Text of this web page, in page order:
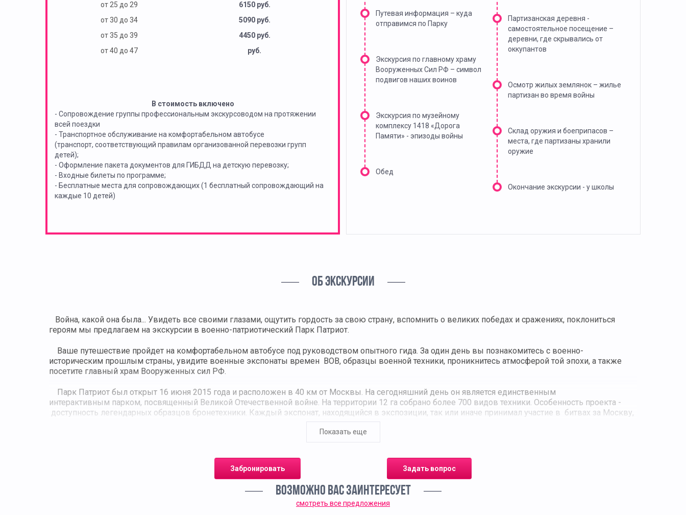
от 25 до 29
6150 руб.
от 30 до 34
5090 руб.
от 35 до 39
4450 руб.
от 40 до 47
руб.
В стоимость включено
- Сопровождение группы профессиональным экскурсоводом на протяжении
всей поездки
- Транспортное обслуживание на комфортабельном автобусе
(транспорт, соответствующий правилам организованной перевозки групп
детей);
- Оформление пакета документов для ГИБДД на детскую перевозку;
- Входные билеты по программе;
- Бесплатные места для сопровождающих (1 бесплатный сопровождающий на
каждые 10 детей)
Путевая информация – куда
отправимся по Парку
Экскурсия по главному храму
Вооруженных Сил РФ – символ
подвигов наших воинов
Экскурсия по музейному
комплексу 1418 «Дорога
Памяти» - эпизоды войны
Обед
Партизанская деревня -
самостоятельное посещение –
деревни, где скрывались от
оккупантов
Осмотр жилых землянок – жилье
партизан во время войны
Склад оружия и боеприпасов –
места, где партизаны хранили
оружие
Окончание экскурсии - у школы
ОБ ЭКСКУРСИИ
Война, какой она была... Увидеть все своими глазами, ощутить гордость за свою страну, вспомнить о великих победах и сражениях, поклониться
героям мы предлагаем на экскурсии в военно-патриотический Парк Патриот.
Ваше путешествие пройдет на комфортабельном автобусе под руководством опытного гида. За один день вы познакомитесь с военно-
историческим прошлым страны, увидите военные экспонаты времен ВОВ, образцы военной техники, проникнитесь атмосферой той эпохи, а также
посетите главный храм Вооруженных сил РФ.
Парк Патриот был открыт 16 июня 2015 года и расположен в 40 км от Москвы. На сегодняшний день он является единственным
интерактивным парком, посвященный Великой Отечественной войне. На территории 12 га собрано более 700 видов техники. Особенность проекта -
доступность легендарных образцов бронетехники. Каждый экспонат, находящийся в экспозиции, так или иначе принимал участие в битвах за Москву,
оставляют равнодушными. Кстати, полное название храма звучит как: «Патриарший собор Русской православной церкви во имя Воскресения
Христова Главный храм Вооруженных Сил Российской Федерации». Он был открыт 9 мая 2020 года в честь 75-летия Победы в Великой Отечественной
войне. По замыслу архитектора, здесь каждая цифра, строение несет в себе глубокий смысл: все высоты и все диаметры "говорящие" — они
рассказывают нам о Великой Отечественной войне.
Показать еще
Забронировать Задать вопрос
ВОЗМОЖНО ВАС ЗАИНТЕРЕСУЕТ
смотреть все предложения